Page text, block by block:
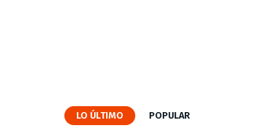
LO ÚLTIMO POPULAR